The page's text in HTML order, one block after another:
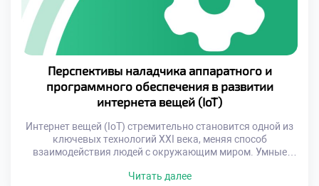
Перспективы наладчика аппаратного и
программного обеспечения в развитии
интернета вещей (IoT)
Интернет вещей (IoT) стремительно становится одной из
ключевых технологий XXI века, меняя способ
взаимодействия людей с окружающим миром. Умные
каждый аспект нашей жизни: от бытовых приборов до
Читать далее